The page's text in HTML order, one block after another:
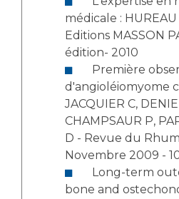
médicale :
Editions MASSON
édition- 2010
d'angioléiomyome
JACQUIER C,
CHAMPSAUR P, PARIS P, POITOUT
D - Revue du
Novembre 2009 -
bone and